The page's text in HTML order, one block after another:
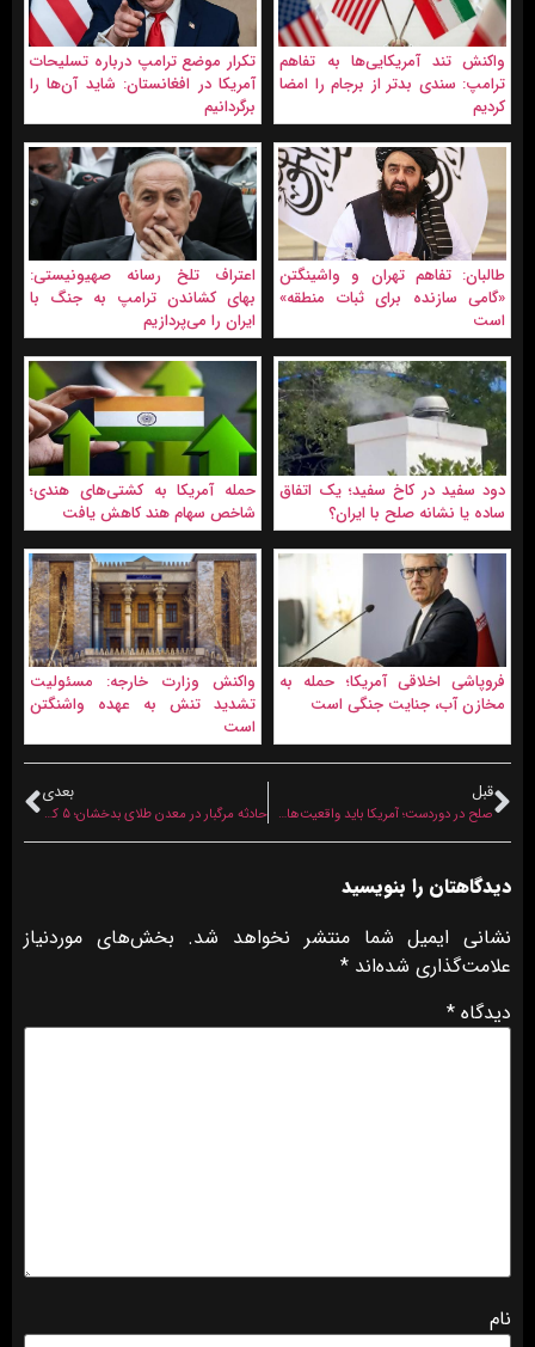
واکنش تند آمریکایی‌ها به تفاهم
ترامپ: سندی بدتر از برجام را امضا
کردیم
تکرار موضع ترامپ درباره تسلیحات
آمریکا در افغانستان: شايد آن‌ها را
برگردانیم
طالبان: تفاهم تهران و واشینگتن
«گامی سازنده برای ثبات منطقه»
است
اعتراف تلخ رسانه صهیونیستی:
بهای کشاندن ترامپ به جنگ با
ایران را می‌پردازیم
دود سفید در کاخ سفید؛ یک اتفاق
ساده یا نشانه صلح با ایران؟
حمله آمریکا به کشتی‌های هندی؛
شاخص سهام هند کاهش یافت
فروپاشی اخلاقی آمریکا؛ حمله به
مخازن آب، جنایت جنگی است
واکنش وزارت خارجه: مسئولیت
تشدید تنش به عهده واشنگتن
است
قبل
صلح در دوردست؛ آمریکا باید واقعیت‌های دردناک پیروزی ایران را بپذیرد
بعدی
حادثه مرگبار در معدن طلای بدخشان؛ ۵ کشته و ۸ زخمی
دیدگاهتان را بنویسید
نشانی ایمیل شما منتشر نخواهد شد. بخش‌های موردنیاز
علامت‌گذاری شده‌اند *
دیدگاه *
نام